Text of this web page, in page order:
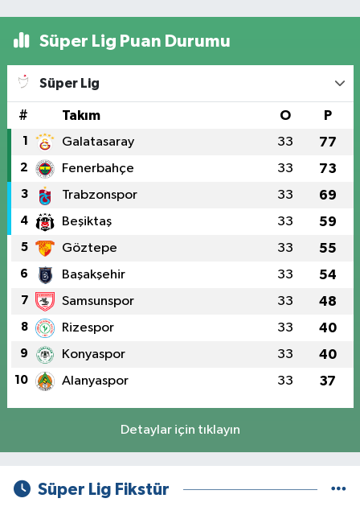
Süper Lig Puan Durumu
Süper Lig
# Takım O P
1 Galatasaray 33 77
2 Fenerbahçe 33 73
3 Trabzonspor 33 69
4 Beşiktaş 33 59
5 Göztepe 33 55
6 Başakşehir 33 54
7 Samsunspor 33 48
8 Rizespor 33 40
9 Konyaspor 33 40
10 Alanyaspor 33 37
Detaylar için tıklayın
Süper Lig Fikstür